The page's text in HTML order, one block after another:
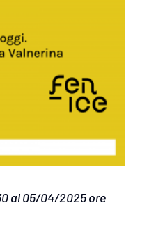
al 05/04/2025 ore